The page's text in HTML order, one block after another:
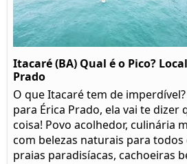
Itacaré (BA) Qual é o Pico?
Prado​
O que Itacaré tem de
para Érica Prado, ela vai te dizer
coisa!​ Povo acolhedor, culinária
com belezas naturais para
praias paradisíacas, cachoeiras